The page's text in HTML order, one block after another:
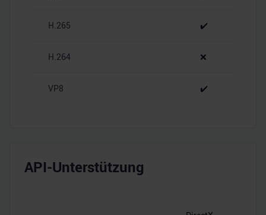
haben oder die sie im Rahmen Ihrer Nutzung der Dienste
H.265 ✔️
H.264 ❌
VP8 ✔️
API-Unterstützung